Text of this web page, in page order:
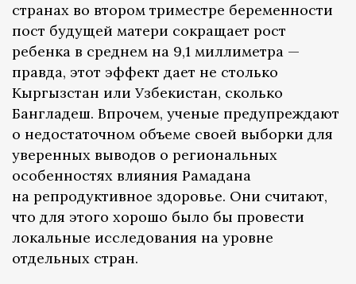
странах во втором триместре беременности
пост будущей матери сокращает рост
ребенка в среднем на 9,1 миллиметра —
правда, этот эффект дает не столько
Кыргызстан или Узбекистан, сколько
Бангладеш. Впрочем, ученые предупреждают
о недостаточном объеме своей выборки для
уверенных выводов о региональных
особенностях влияния Рамадана
на репродуктивное здоровье. Они считают,
что для этого хорошо было бы провести
локальные исследования на уровне
отдельных стран.